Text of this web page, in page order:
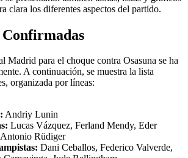
clara los diferentes aspectos del partido.
Madrid para el choque contra Osasuna se ha
A continuación, se muestra la lista
organizada por líneas:
Andriy Lunin
Lucas Vázquez, Ferland Mendy, Eder
Rüdiger
Dani Ceballos, Federico Valverde,